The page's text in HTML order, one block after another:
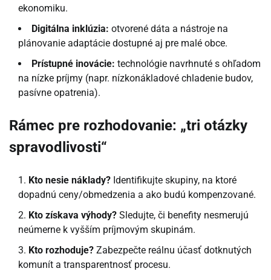
ekonomiku.
Digitálna inklúzia: otvorené dáta a nástroje na
plánovanie adaptácie dostupné aj pre malé obce.
Prístupné inovácie: technológie navrhnuté s ohľadom
na nízke príjmy (napr. nízkonákladové chladenie budov,
pasívne opatrenia).
Rámec pre rozhodovanie: „tri otázky
spravodlivosti“
Kto nesie náklady? Identifikujte skupiny, na ktoré
dopadnú ceny/obmedzenia a ako budú kompenzované.
Kto získava výhody? Sledujte, či benefity nesmerujú
neúmerne k vyšším príjmovým skupinám.
Kto rozhoduje? Zabezpečte reálnu účasť dotknutých
komunít a transparentnosť procesu.